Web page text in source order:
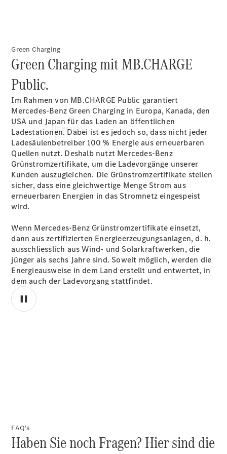
Über uns
Standort &
Öffnungszeiten
Kontaktformular
Servicetermin
Green Charging
Green Charging mit MB.CHARGE
Public.
Im Rahmen von MB.CHARGE Public garantiert
Mercedes-Benz Green Charging in Europa, Kanada, den
USA und Japan für das Laden an öffentlichen
Ladestationen. Dabei ist es jedoch so, dass nicht jeder
Ladesäulenbetreiber 100 % Energie aus erneuerbaren
Quellen nutzt. Deshalb nutzt Mercedes-Benz
Grünstromzertifikate, um die Ladevorgänge unserer
Kunden auszugleichen. Die Grünstromzertifikate stellen
sicher, dass eine gleichwertige Menge Strom aus
erneuerbaren Energien in das Stromnetz eingespeist
wird.
Wenn Mercedes-Benz Grünstromzertifikate einsetzt,
dann aus zertifizierten Energieerzeugungsanlagen, d. h.
ausschliesslich aus Wind- und Solarkraftwerken, die
jünger als sechs Jahresind. Soweit möglich, werden die
Energieausweise in dem Land erstellt und entwertet, in
dem auch der Ladevorgang stattfindet.
FAQ's
Haben Sie noch Fragen? Hier sind die